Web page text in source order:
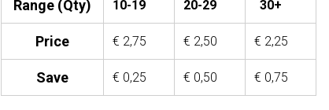
Range (Qty) 10-19 20-29 30+
Price € 2,75 € 2,50 € 2,25
Save € 0,25 € 0,50 € 0,75